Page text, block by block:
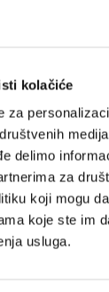
kolačiće
za
delimo
za
koji mogu
koje ste im
usluga.
nastavili
od
Pretplata